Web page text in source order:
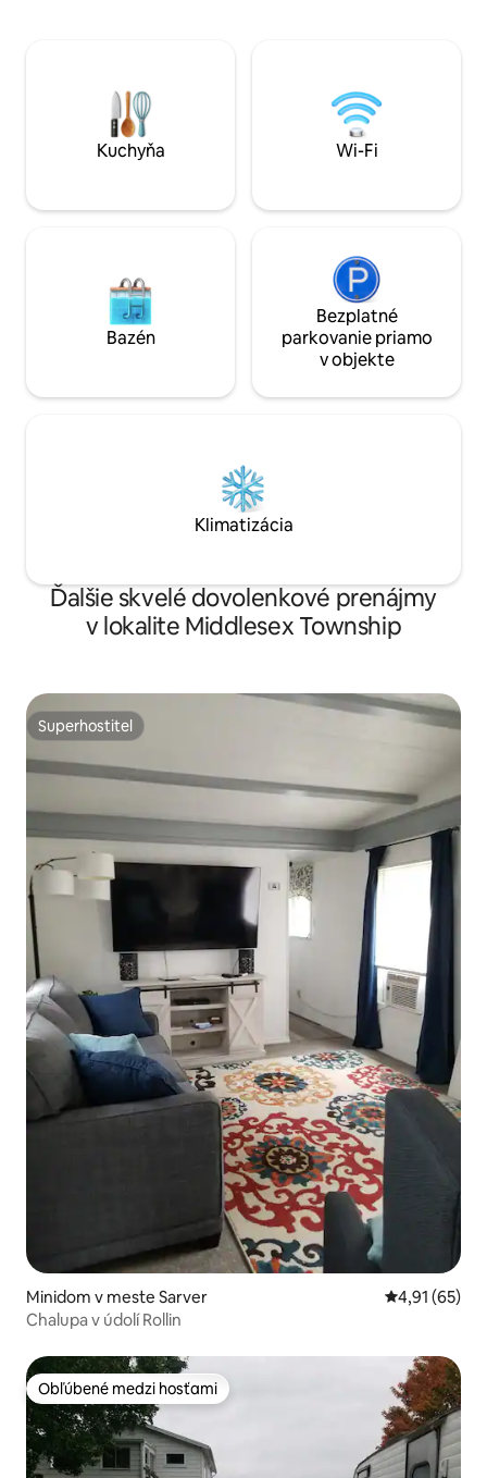
suteréne. Tento priestor sme oddelili od
obytných priestorov, ale ak ste
mimoriadne citliví na pachy z farmy,
možno by ste uprednostnili ubytovanie
vinárstiev a
minút. Štátny
McConnells Mills
Centrum Pittsburghu alebo Grove City
Kuchyňa Wi-Fi
Bazén
Bezplatné
parkovanie priamo
v objekte
Klimatizácia
Ďalšie skvelé dovolenkové prenájmy
v lokalite Middlesex Township
Superhostiteľ
Superhostiteľ
Minidom v meste Sarver Priemerné
4,91 (65)
Chalupa v údolí Rollin
Obľúbené medzi hosťami
Obľúbené medzi hosťami